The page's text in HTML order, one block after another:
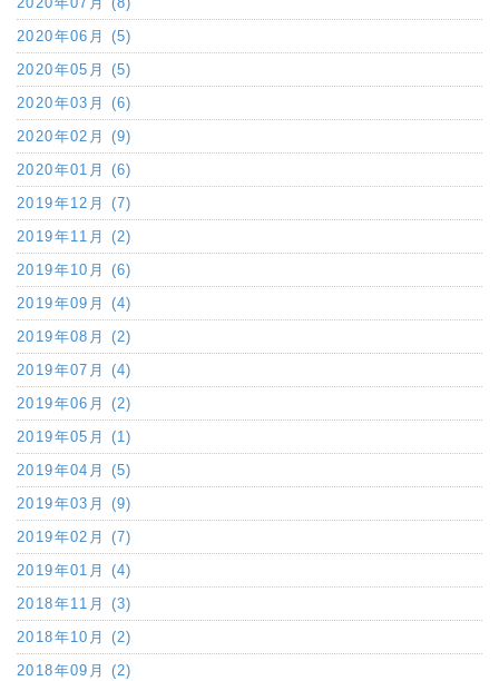
2020年06月 (5)
2020年05月 (5)
2020年03月 (6)
2020年02月 (9)
2020年01月 (6)
2019年12月 (7)
2019年11月 (2)
2019年10月 (6)
2019年09月 (4)
2019年08月 (2)
2019年07月 (4)
2019年06月 (2)
2019年05月 (1)
2019年04月 (5)
2019年03月 (9)
2019年02月 (7)
2019年01月 (4)
2018年11月 (3)
2018年10月 (2)
2018年09月 (2)